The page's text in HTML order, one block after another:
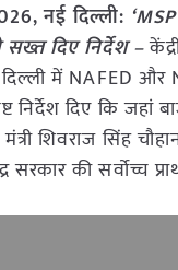
नई दिल्ली:
सख्त दिए निर्देश –
में NAFED और
निर्देश दिए कि जहां
शिवराज सिंह
सरकार की सर्वोच्च